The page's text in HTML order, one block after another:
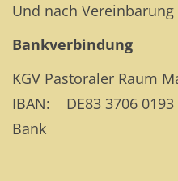
Und nach Vereinbarung
Bankverbindung
KGV Pastoraler Raum
IBAN: DE83 3706 0193
Bank